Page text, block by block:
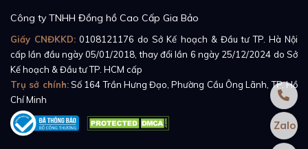
của thương hiệu Rolex. Mặt sau chiếc đồng hồ được
đánh bóng có giá trị thẩm mỹ cao.
Công ty TNHH Đồng hồ Cao Cấp Gia Bảo
Giấy CNĐKKD: 0108121176 do Sở Kế hoạch & Đầu tư TP. Hà Nội
cấp lần đầu ngày 05/01/2018, thay đổi lần 6 ngày 25/12/2024 do Sở
Kế hoạch & Đầu tư TP. HCM cấp
Trụ sở chính:Số 164 Trần Hưng Đạo, Phường Cầu Ông Lãnh, TP. Hồ
Chí Minh
Zalo